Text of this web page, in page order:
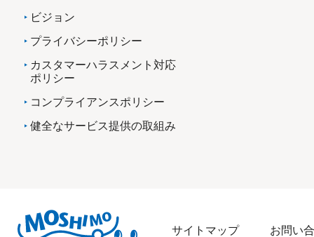
ビジョン
プライバシーポリシー
カスタマーハラスメント対応
ポリシー
コンプライアンスポリシー
健全なサービス提供の取組み
サイトマップ お問い